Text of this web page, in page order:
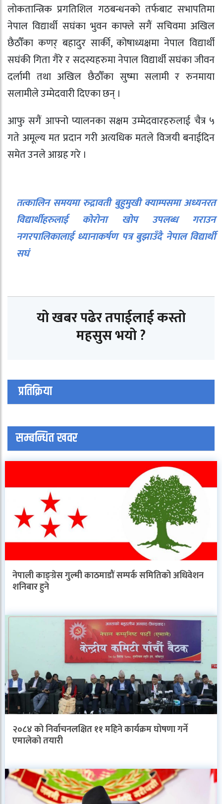
लोकतान्त्रिक प्रगतिशिल गठबन्धनको तर्फबाट सभापतिमा
नेपाल विद्यार्थी सघंका भुवन काफ्ले सगैं सचिवमा अखिल
छैठौँका कणर् बहादुर सार्की, कोषाध्यक्षमा नेपाल विद्यार्थी
सघंकी गिता गैरे र सदस्यहरुमा नेपाल विद्यार्थी सघंका जीवन
दर्लामी तथा अखिल छैठौँका सुष्मा सलामी र रुनमाया
सलामीले उम्मेदवारी दिएका छन् ।
आफु सगैं आफ्नो प्यालनका सक्षम उम्मेदवारहरुलाई चैत्र ५
गते अमूल्य मत प्रदान गरी अत्यधिक मतले विजयी बनाईदिन
समेत उनले आग्रह गरे ।
तत्कालिन समयमा रुद्रावती बुहुमुखी क्याम्पसमा अध्यनरत
विद्यार्थीहरुलाई कोरोना खोप उपलब्ध गराउन
नगरपालिकालाई ध्यानाकर्षण पत्र बुझाउँदै नेपाल विद्यार्थी
सघं
यो खबर पढेर तपाईलाई कस्तो
महसुस भयो ?
प्रतिक्रिया
सम्बन्धित खवर
नेपाली काङ्ग्रेस गुल्मी काठमाडौं सम्पर्क समितिको अधिवेशन
शनिबार हुने
२०८४ को निर्वाचनलक्षित ११ महिने कार्यक्रम घोषणा गर्ने
एमालेको तयारी